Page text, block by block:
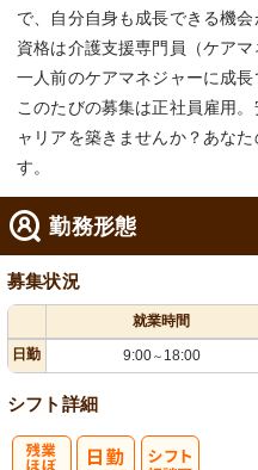
で、自分自身も成長できる機
資格は介護支援専門員（ケア
一人前のケアマネジャーに成長
このたびの募集は正社員雇用
ャリアを築きませんか？あな
す。
勤務形態
募集状況
就業時間
日勤
9:00～ 18:00
シフト詳細